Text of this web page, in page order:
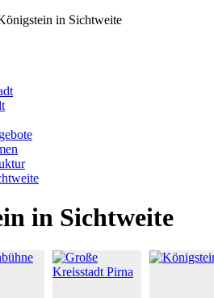
in Sichtweite
in Sichtweite